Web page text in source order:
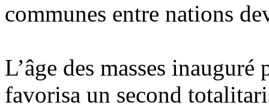
communes entre nations
L’âge des masses
favorisa un second